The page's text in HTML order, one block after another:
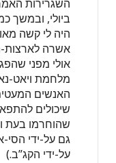
ביולי, ובמשך
היה לי קשה
אשרה
אולי מפני
מלחמת ויאט-
האנשים
שיכולים
שהוחרמו בעת
גם על-ידי הסי-
על-ידי הקג”ב.)